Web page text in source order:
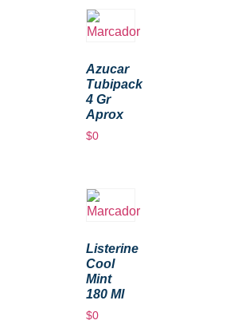
Azucar
Tubipack
4 Gr
Aprox
$0
Listerine
Cool
Mint
180 Ml
$0